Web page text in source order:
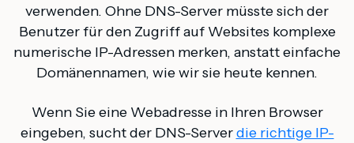
verwenden. Ohne DNS-Server müsste sich der
Benutzer für den Zugriff auf Websites komplexe
numerische IP-Adressen merken, anstatt einfache
Domänennamen, wie wir sie heute kennen.
Wenn Sie eine Webadresse in Ihren Browser
eingeben, sucht der DNS-Serverdie richtige IP-